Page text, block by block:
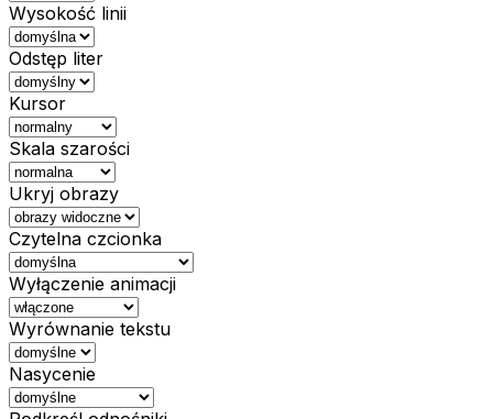
Wysokość linii
Odstęp liter
Kursor
Skala szarości
Ukryj obrazy
Czytelna czcionka
Wyłączenie animacji
Wyrównanie tekstu
Nasycenie